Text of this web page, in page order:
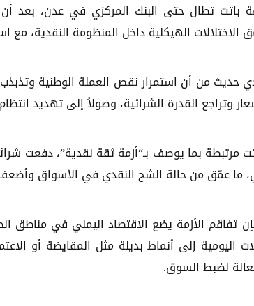
باتت تطال حتى البنك المركزي في عدن، بعد
الهيكلية داخل المنظومة النقدية، مع
حديث من أن استمرار نقص العملة الوطنية
وتراجع القدرة الشرائية، وصولاً إلى تهديد
مرتبطة بما يوصف بـ“أزمة ثقة نقدية”، دفعت
ما عمّق من حالة الشح النقدي في الأسواق
تفاقم الأزمة يضع الاقتصاد اليمني في مناطق
اليومية إلى أنماط بديلة مثل المقايضة أو
لضبط السوق.